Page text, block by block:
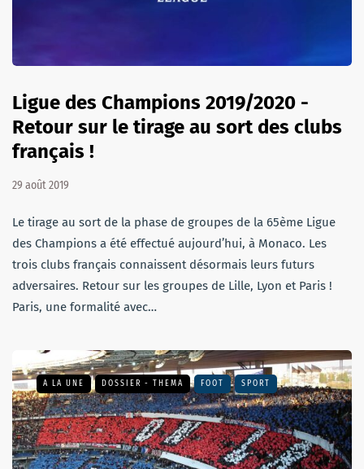
Ligue des Champions 2019/2020 -
Retour sur le tirage au sort des clubs
français !
29 août 2019
Le tirage au sort de la phase de groupes de la 65ème Ligue
des Champions a été effectué aujourd’hui, à Monaco. Les
trois clubs français connaissent désormais leurs futurs
adversaires. Retour sur les groupes de Lille, Lyon et Paris !
Paris, une formalité avec…
A LA UNE DOSSIER - THEMA FOOT SPORT